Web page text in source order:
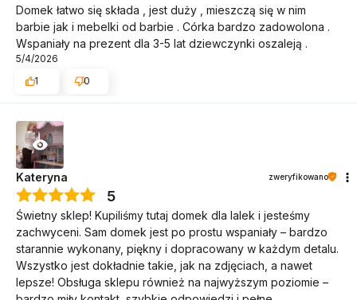
Domek łatwo się składa , jest duży , mieszczą się w nim
barbie jak i mebelki od barbie . Córka bardzo zadowolona .
Wspaniały na prezent dla 3-5 lat dziewczynki oszaleją .
5/4/2026
1
0
Kateryna zweryfikowano
5
Świetny sklep! Kupiliśmy tutaj domek dla lalek i jesteśmy
zachwyceni. Sam domek jest po prostu wspaniały – bardzo
starannie wykonany, piękny i dopracowany w każdym detalu.
Wszystko jest dokładnie takie, jak na zdjęciach, a nawet
lepsze! Obsługa sklepu również na najwyższym poziomie –